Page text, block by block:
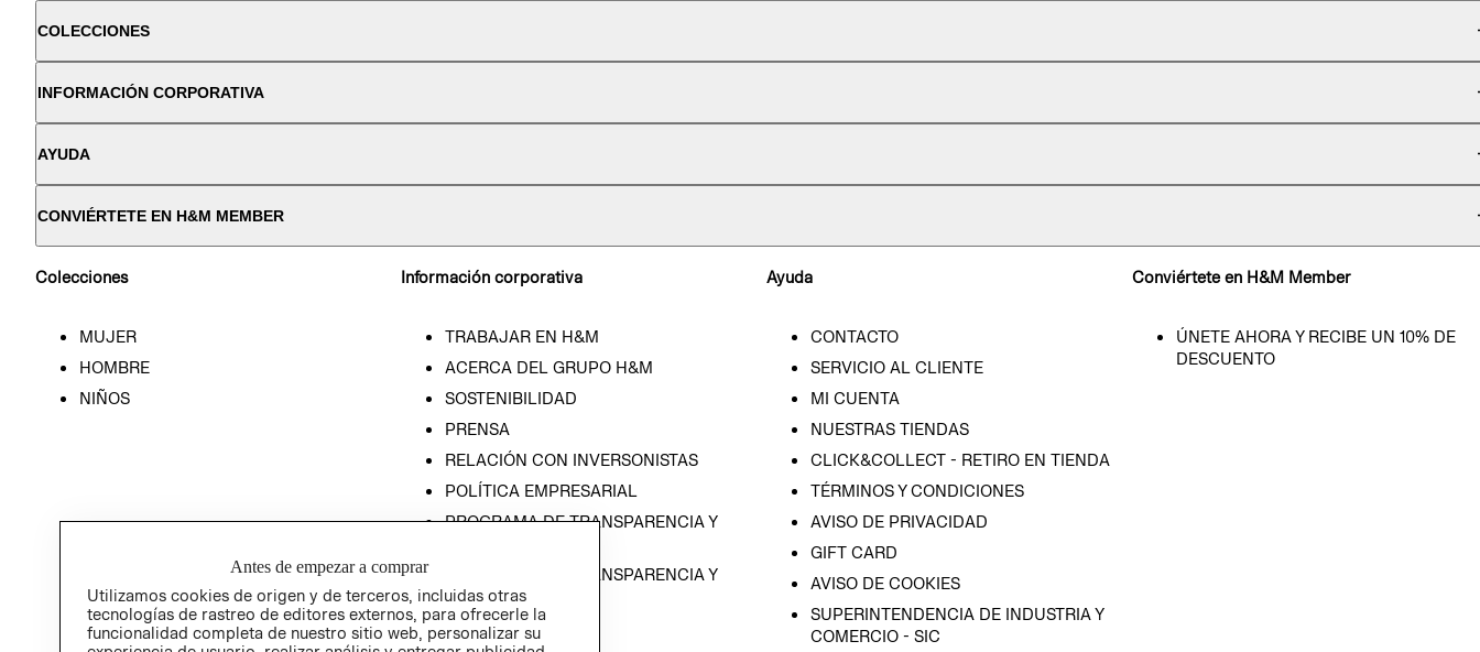
COLECCIONES
INFORMACIÓN CORPORATIVA
AYUDA
CONVIÉRTETE EN H&M MEMBER
Colecciones
MUJER
HOMBRE
NIÑOS
Información corporativa
TRABAJAR EN H&M
ACERCA DEL GRUPO H&M
SOSTENIBILIDAD
PRENSA
RELACIÓN CON INVERSONISTAS
POLÍTICA EMPRESARIAL
PROGRAMA DE TRANSPARENCIA Y
PROGRAMA DE TRANSPARENCIA Y
ÉTICA (INGLÉS)
Ayuda
CONTACTO
SERVICIO AL CLIENTE
MI CUENTA
NUESTRAS TIENDAS
CLICK&COLLECT - RETIRO EN TIENDA
TÉRMINOS Y CONDICIONES
AVISO DE PRIVACIDAD
GIFT CARD
AVISO DE COOKIES
SUPERINTENDENCIA DE INDUSTRIA Y
COMERCIO - SIC
Conviértete en H&M Member
ÚNETE AHORA Y RECIBE UN 10% DE
DESCUENTO
Antes de empezar a comprar
Utilizamos cookies de origen y de terceros, incluidas otras
tecnologías de rastreo de editores externos, para ofrecerle la
funcionalidad completa de nuestro sitio web, personalizar su